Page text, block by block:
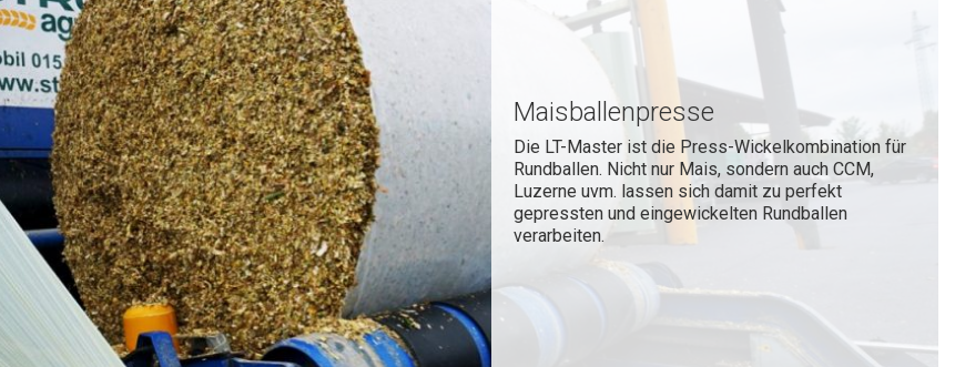
Maisballenpresse
Die LT-Master ist die Press-Wickelkombination für
Rundballen. Nicht nur Mais, sondern auch CCM,
Luzerne uvm. lassen sich damit zu perfekt
gepressten und eingewickelten Rundballen
verarbeiten.